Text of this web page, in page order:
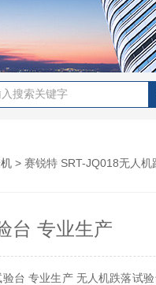
> 赛锐特 SRT-JQ018无人
台 专业生产
台 专业生产 无人机跌落试